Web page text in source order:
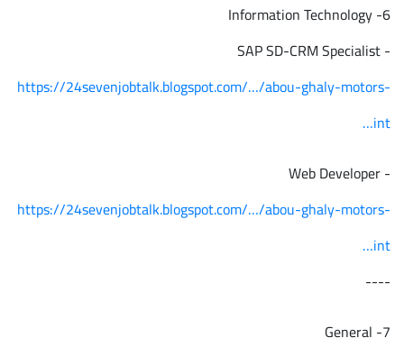
6- Information Technology
- SAP SD-CRM Specialist
https://24sevenjobtalk.blogspot.com/…/abou-ghaly-motors-
int…
- Web Developer
https://24sevenjobtalk.blogspot.com/…/abou-ghaly-motors-
int…
----
7- General